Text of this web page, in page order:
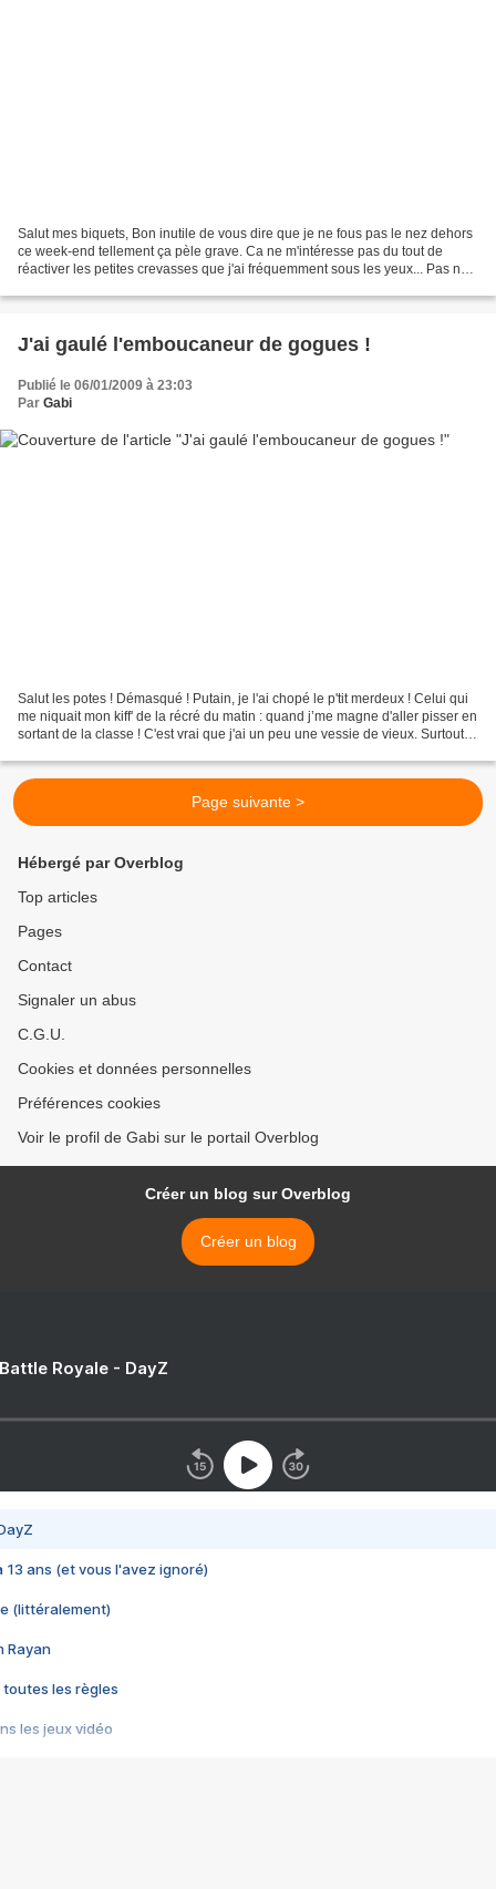
Salut mes biquets, Bon inutile de vous dire que je ne fous pas le nez dehors
ce week-end tellement ça pèle grave. Ca ne m'intéresse pas du tout de
réactiver les petites crevasses que j'ai fréquemment sous les yeux... Pas non
J'ai gaulé l'emboucaneur de gogues !
Publié le 06/01/2009 à 23:03
Par Gabi
Salut les potes ! Démasqué ! Putain, je l'ai chopé le p'tit merdeux ! Celui qui
me niquait mon kiff' de la récré du matin : quand j’me magne d'aller pisser en
sortant de la classe ! C'est vrai que j'ai un peu une vessie de vieux. Surtout le
Page suivante >
Hébergé par Overblog
Top articles
Pages
Contact
Signaler un abus
C.G.U.
Cookies et données personnelles
Préférences cookies
Voir le profil de Gabi sur le portail Overblog
Créer un blog sur Overblog
Créer un blog
Royale - DayZ
13 ans (et vous l'avez ignoré)
(littéralement)
Rayan
toutes les règles
les jeux vidéo